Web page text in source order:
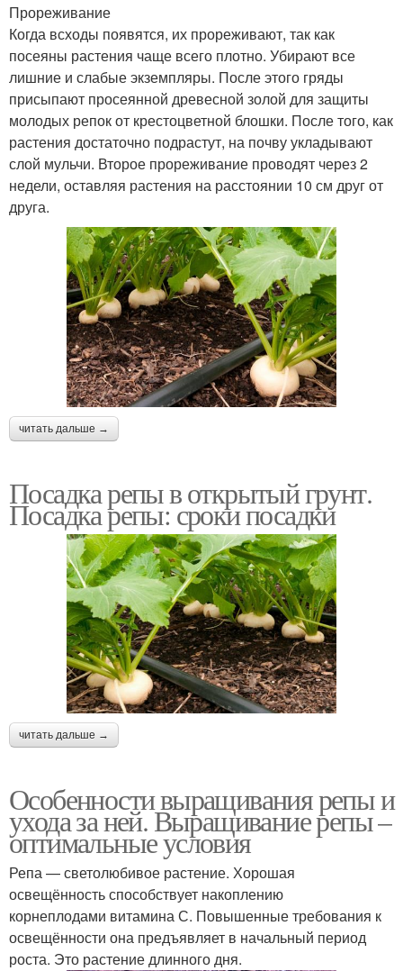
Прореживание
Когда всходы появятся, их прореживают, так как
посеяны растения чаще всего плотно. Убирают все
лишние и слабые экземпляры. После этого гряды
присыпают просеянной древесной золой для защиты
молодых репок от крестоцветной блошки. После того, как
растения достаточно подрастут, на почву укладывают
слой мульчи. Второе прореживание проводят через 2
недели, оставляя растения на расстоянии 10 см друг от
друга.
читать дальше →
Посадка репы в открытый грунт.
Посадка репы: сроки посадки
читать дальше →
Особенности выращивания репы и
ухода за ней. Выращивание репы –
оптимальные условия
Репа — светолюбивое растение. Хорошая
освещённость способствует накоплению
корнеплодами витамина С. Повышенные требования к
освещённости она предъявляет в начальный период
роста. Это растение длинного дня.